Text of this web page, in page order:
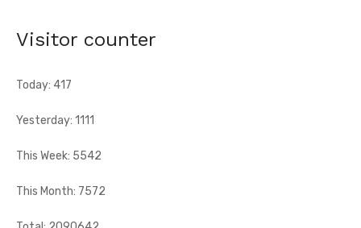
[Fratmat.info] À l'occasion de la célébration du 66e
préfet de Tougbo, dans ...
Visitor counter
Today: 417
Yesterday: 1111
This Week: 5542
This Month: 7572